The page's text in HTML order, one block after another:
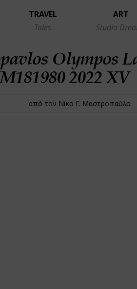
TRAVEL
Tales
ART
Studio
Olympos
2022 XV
από τον Νίκο Γ. Μαστροπαύλο